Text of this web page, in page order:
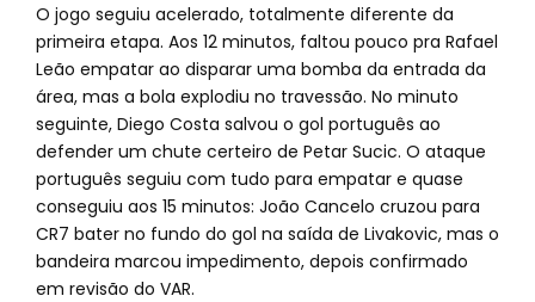
O jogo seguiu acelerado, totalmente diferente da
primeira etapa. Aos 12 minutos, faltou pouco pra Rafael
Leão empatar ao disparar uma bomba da entrada da
área, mas a bola explodiu no travessão. No minuto
seguinte, Diego Costa salvou o gol português ao
defender um chute certeiro de Petar Sucic. O ataque
português seguiu com tudo para empatar e quase
conseguiu aos 15 minutos: João Cancelo cruzou para
CR7 bater no fundo do gol na saída de Livakovic, mas o
bandeira marcou impedimento, depois confirmado
em revisão do VAR.